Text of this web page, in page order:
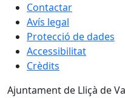
Contactar
Avís legal
Protecció de dades
Accessibilitat
Crèdits
Ajuntament de Lliçà de